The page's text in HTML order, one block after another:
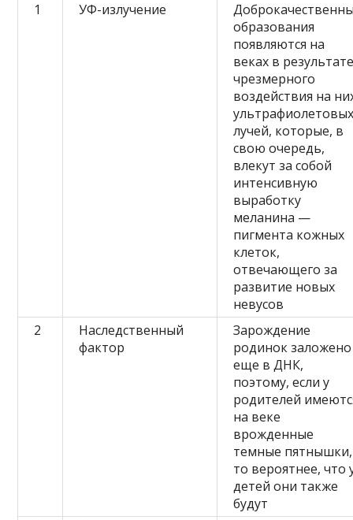
1
УФ-излучение
образования
появляются на
веках в
чрезмерного
воздействия на
лучей, которые, в
свою очередь,
влекут за собой
интенсивную
выработку
меланина —
пигмента кожных
клеток,
отвечающего за
развитие новых
невусов
2
Наследственный
фактор
Зарождение
родинок заложено
еще в ДНК,
поэтому, если у
родителей
на веке
врожденные
темные пятнышки,
то вероятнее, что
детей они также
будут